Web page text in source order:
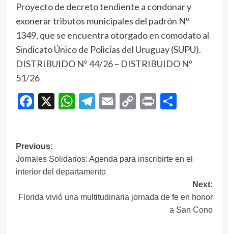
Proyecto de decreto tendiente a condonar y
exonerar tributos municipales del padrón Nº
1349, que se encuentra otorgado en comodato al
Sindicato Único de Policías del Uruguay (SUPU).
DISTRIBUIDO Nº 44/26 – DISTRIBUIDO Nº
51/26
Facebook
X WhatsApp
Telegram
EmailCopy
Print
Navegación
de
entradas
Previous:
Jornales Solidarios: Agenda para inscribirte en el
interior del departamento
Next:
Florida vivió una multitudinaria jornada de fe en honor
a San Cono